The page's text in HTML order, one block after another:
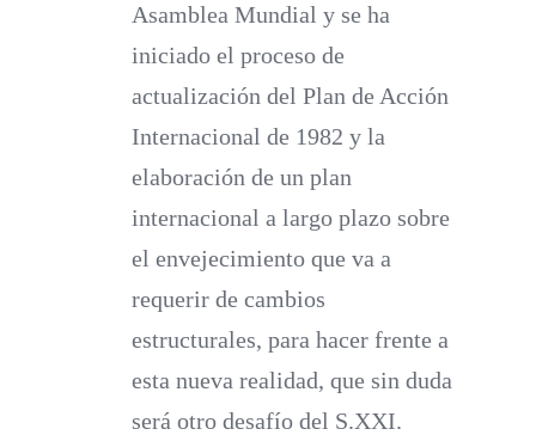
Asamblea Mundial y se ha
iniciado el proceso de
actualización del Plan de Acción
Internacional de 1982 y la
elaboración de un plan
internacional a largo plazo sobre
el envejecimiento que va a
requerir de cambios
estructurales, para hacer frente a
esta nueva realidad, que sin duda
será otro desafío del S.XXI.